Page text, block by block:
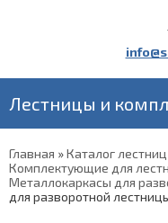
Лестницы и
Главная »Каталог
Комплектующие для
Металлокаркасы для
для разворотной